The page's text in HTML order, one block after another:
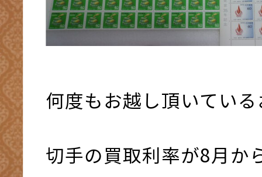
何度もお越し頂いてい
切手の買取利率が8月か